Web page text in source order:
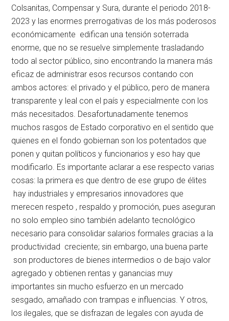
Colsanitas, Compensar y Sura, durante el periodo 2018-
2023 y las enormes prerrogativas de los más poderosos
económicamente edifican una tensión soterrada
enorme, que no se resuelve simplemente trasladando
todo al sector público, sino encontrando la manera más
eficaz de administrar esos recursos contando con
ambos actores: el privado y el público, pero de manera
transparente y leal con el país y especialmente con los
más necesitados. Desafortunadamente tenemos
muchos rasgos de Estado corporativo en el sentido que
quienes en el fondo gobiernan son los potentados que
ponen y quitan políticos y funcionarios y eso hay que
modificarlo. Es importante aclarar a ese respecto varias
cosas: la primera es que dentro de ese grupo de élites
hay industriales y empresarios innovadores que
merecen respeto , respaldo y promoción, pues aseguran
no solo empleo sino también adelanto tecnológico
necesario para consolidar salarios formales gracias a la
productividad creciente; sin embargo, una buena parte
son productores de bienes intermedios o de bajo valor
agregado y obtienen rentas y ganancias muy
importantes sin mucho esfuerzo en un mercado
sesgado, amañado con trampas e influencias. Y otros,
los ilegales, que se disfrazan de legales con ayuda de